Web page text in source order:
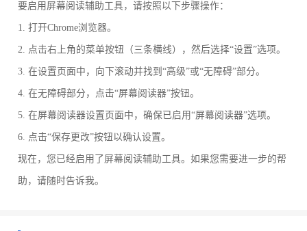
要启用屏幕阅读辅助工具，请按照以下步骤操作：
1. 打开Chrome浏览器。
2. 点击右上角的菜单按钮（三条横线），然后选择“设置”选项。
3. 在设置页面中，向下滚动并找到“高级”或“无障碍”部分。
4. 在无障碍部分，点击“屏幕阅读器”按钮。
5. 在屏幕阅读器设置页面中，确保已启用“屏幕阅读器”选项。
6. 点击“保存更改”按钮以确认设置。
现在，您已经启用了屏幕阅读辅助工具。如果您需要进一步的帮
助，请随时告诉我。